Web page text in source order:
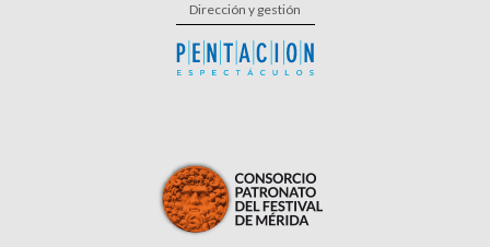
Dirección y gestión